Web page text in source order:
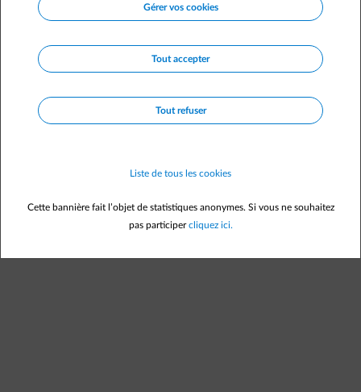
Description
Le parc éolien d'Eeklo se compose de 4 éoliennes. Chaque
Le parc éolien est réalisé et exploité par Conquest4Wind P5, un
Gérer vos cookies
Tout accepter
Tout refuser
Liste de tous les cookies
Cette bannière fait l’objet de statistiques anonymes. Si vous ne souhaitez
pas participercliquez ici.